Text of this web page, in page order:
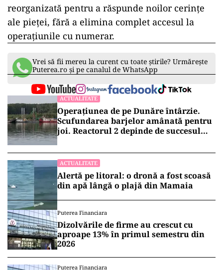
reorganizată pentru a răspunde noilor cerințe
ale pieței, fără a elimina complet accesul la
operațiunile cu numerar.
Vrei să fii mereu la curent cu toate știrile? Urmărește
Puterea.ro și pe canalul de WhatsApp
ACTUALITATE
Operațiunea de pe Dunăre întârzie.
Scufundarea barjelor amânată pentru
joi. Reactorul 2 depinde de succesul
ACTUALITATE
Alertă pe litoral: o dronă a fost scoasă
din apă lângă o plajă din Mamaia
Puterea Financiara
Dizolvările de firme au crescut cu
aproape 13% în primul semestru din
2026
Puterea Financiara